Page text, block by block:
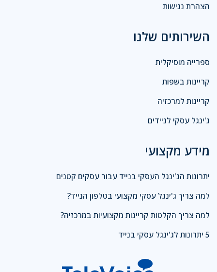
הצהרת נגישות
השירותים שלנו
ספרייה מוסיקלית
קריינות בשפות
קריינות למרכזיה
ג'ינגל עסקי לניידים
מידע מקצועי
יתרונות הג'ינגל העסקי בנייד עבור עסקים קטנים
למה צריך ג'ינגל עסקי מקצועי בטלפון הנייד?
למה צריך הקלטות קריינות מקצועיות במרכזיה?
5 יתרונות לג'ינגל עסקי בנייד